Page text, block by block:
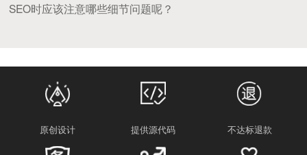
SEO时应该注意哪些细节问题呢？
原创设计 提供源代码 不达标退款